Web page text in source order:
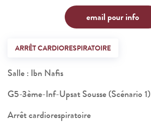
email pour info
ARRÊT CARDIORESPIRATOIRE
Salle : Ibn Nafis
G5-3ème-Inf-Upsat Sousse (Scénario 1)
Arrêt cardiorespiratoire